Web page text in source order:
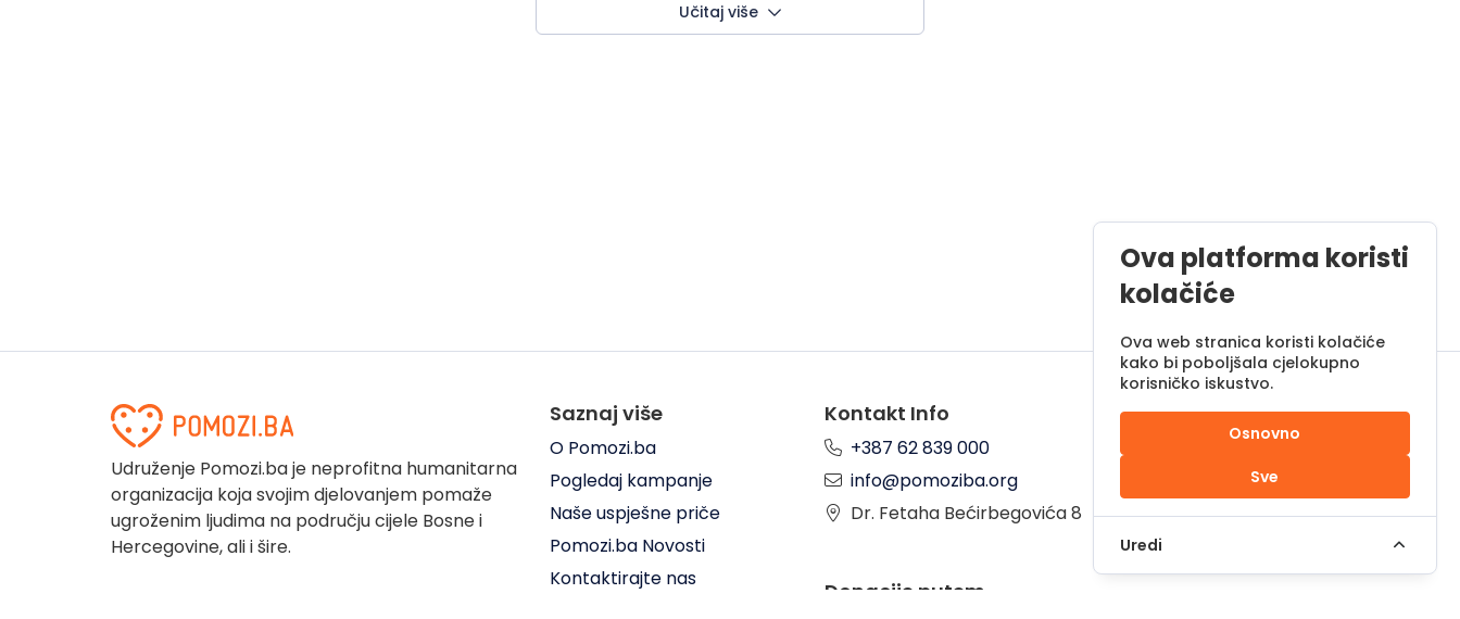
Učitaj više
Udruženje Pomozi.ba je neprofitna humanitarna
organizacija koja svojim djelovanjem pomaže
ugroženim ljudima na području cijele Bosne i
Hercegovine, ali i šire.
Saznaj više
O Pomozi.ba
Pogledaj kampanje
Naše uspješne priče
Pomozi.ba Novosti
Kontaktirajte nas
Kontakt Info
+387 62 839 000
info@pomoziba.org
Dr. Fetaha Bećirbegovića 8
Radno vrijeme
Sub od 10 do 17h
Nedjelja - neradni dan
Donacije putem
Ova platforma koristi
kolačiće
Ova web stranica koristi kolačiće
kako bi poboljšala cjelokupno
korisničko iskustvo.
Osnovno
Sve
Uredi